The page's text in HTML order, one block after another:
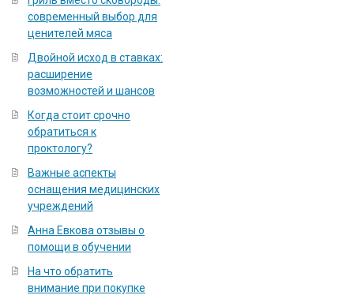
современный выбор для
ценителей мяса
Двойной исход в ставках:
расширение
возможностей и шансов
Когда стоит срочно
обратиться к
проктологу?
Важные аспекты
оснащения медицинских
учреждений
Анна Евкова отзывы о
помощи в обучении
На что обратить
внимание при покупке